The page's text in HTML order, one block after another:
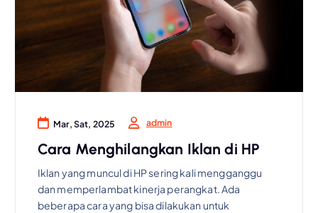
Mar, Sat, 2025 admin
Cara Menghilangkan Iklan di HP
Iklan yang muncul di HP sering kali mengganggu
dan memperlambat kinerja perangkat. Ada
beberapa cara yang bisa dilakukan untuk